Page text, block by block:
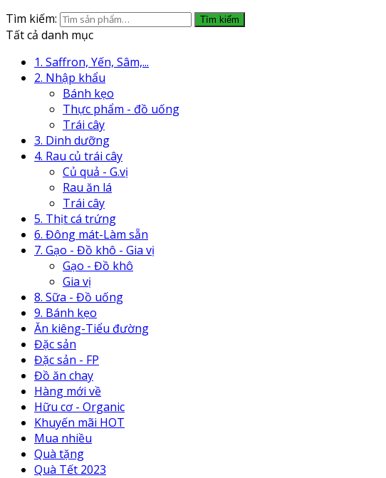
Tìm kiếm:
Tìm kiếm
Tất cả danh mục
1. Saffron, Yến, Sâm,...
2. Nhập khẩu
Bánh kẹo
Thực phẩm - đồ uống
Trái cây
3. Dinh dưỡng
4. Rau củ trái cây
Củ quả - G.vị
Rau ăn lá
Trái cây
5. Thịt cá trứng
6. Đông mát-Làm sẵn
7. Gạo - Đồ khô - Gia vị
Gạo - Đồ khô
Gia vị
8. Sữa - Đồ uống
9. Bánh kẹo
Ăn kiêng-Tiểu đường
Đặc sản
Đặc sản - FP
Đồ ăn chay
Hàng mới về
Hữu cơ - Organic
Khuyến mãi HOT
Mua nhiều
Quà tặng
Quà Tết 2023